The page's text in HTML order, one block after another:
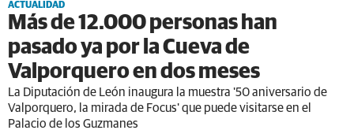
ACTUALIDAD
Más de 12.000 personas han
pasado ya por la Cueva de
Valporquero en dos meses
La Diputación de León inaugura la muestra '50 aniversario de
Valporquero, la mirada de Focus' que puede visitarse en el
Palacio de los Guzmanes